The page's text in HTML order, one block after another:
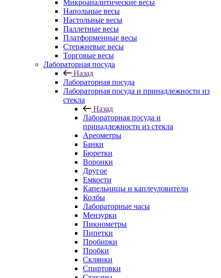
Микроаналитические весы
Напольные весы
Настольные весы
Паллетные весы
Платформенные весы
Стержневые весы
Торговые весы
Лабораторная посуда
Назад
Лабораторная посуда
Лабораторная посуда и принадлежности из
стекла
Назад
Лабораторная посуда и
принадлежности из стекла
Ареометры
Банки
Бюретки
Воронки
Другое
Емкости
Капельницы и каплеуловители
Колбы
Лабораторные часы
Мензурки
Пикнометры
Пипетки
Пробирки
Пробки
Склянки
Спиртовки